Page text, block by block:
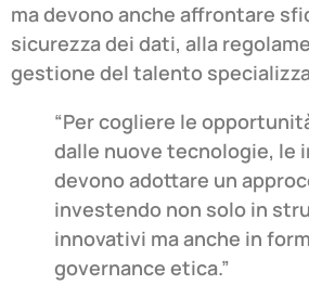
ma devono anche affrontare
sicurezza dei dati, alla
gestione del talento
“Per cogliere le
dalle nuove tecnologie, le
devono adottare un
investendo non solo in
innovativi ma anche in
governance etica.”